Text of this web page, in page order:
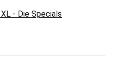
- Die Specials